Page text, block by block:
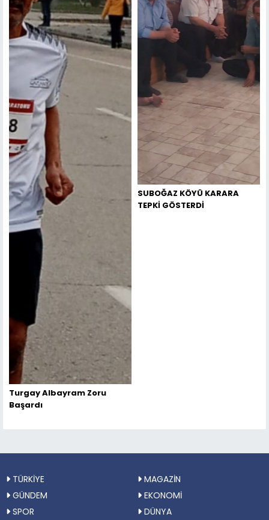
Turgay Albayram Zoru
Başardı
SUBOĞAZ KÖYÜ KARARA
TEPKİ GÖSTERDİ
TÜRKİYE
MAGAZİN
GÜNDEM
EKONOMİ
SPOR
DÜNYA